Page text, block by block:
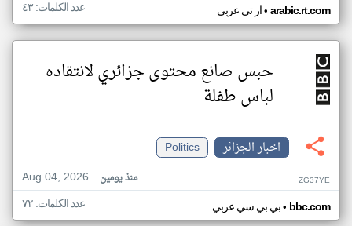
ار تي عربي• arabic.rt.com عدد الكلمات: ٤٣
حبس صانع محتوى جزائري لانتقاده
لباس طفلة
اخبار الجزائر
Politics
Aug 04, 2026
منذ يومين ZG37YE
بي بي سي عربي• bbc.com عدد الكلمات: ٧٢